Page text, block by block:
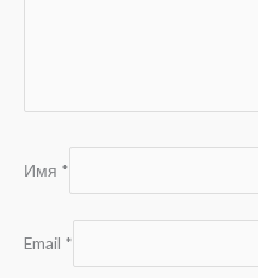
Имя *
Email *